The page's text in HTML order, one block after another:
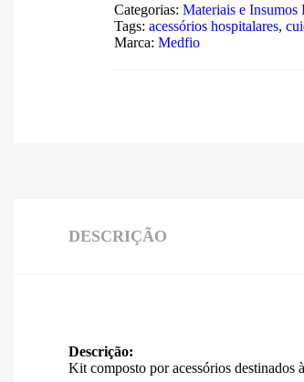
Categorias: Materiais e Insumos
Tags: acessórios hospitalares,
Marca: Medfio
DESCRIÇÃO
Descrição:
Kit composto por acessórios destinados